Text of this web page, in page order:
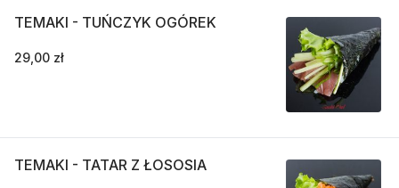
TEMAKI - TUŃCZYK OGÓREK
29,00 zł
TEMAKI - TATAR Z ŁOSOSIA